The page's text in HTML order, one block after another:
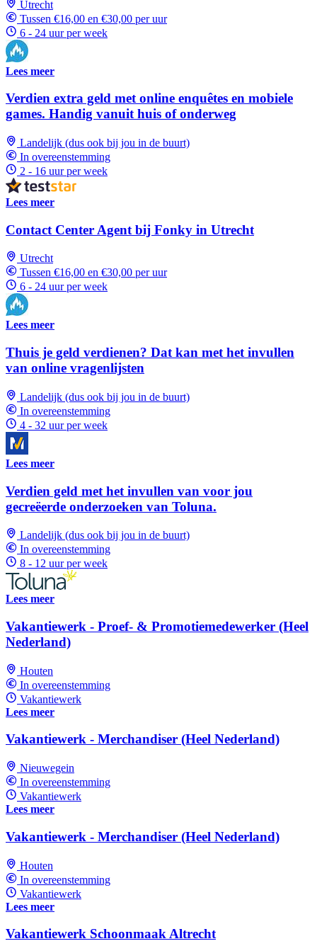
Utrecht
Tussen €16,00 en €30,00 per uur
6 - 24 uur per week
Lees meer
Verdien extra geld met online enquêtes en mobiele
games. Handig vanuit huis of onderweg
Landelijk (dus ook bij jou in de buurt)
In overeenstemming
2 - 16 uur per week
Lees meer
Contact Center Agent bij Fonky in Utrecht
Utrecht
Tussen €16,00 en €30,00 per uur
6 - 24 uur per week
Lees meer
Thuis je geld verdienen? Dat kan met het invullen
van online vragenlijsten
Landelijk (dus ook bij jou in de buurt)
In overeenstemming
4 - 32 uur per week
Lees meer
Verdien geld met het invullen van voor jou
gecreëerde onderzoeken van Toluna.
Landelijk (dus ook bij jou in de buurt)
In overeenstemming
8 - 12 uur per week
Lees meer
Vakantiewerk - Proef- & Promotiemedewerker (Heel
Nederland)
Houten
In overeenstemming
Vakantiewerk
Lees meer
Vakantiewerk - Merchandiser (Heel Nederland)
Nieuwegein
In overeenstemming
Vakantiewerk
Lees meer
Vakantiewerk - Merchandiser (Heel Nederland)
Houten
In overeenstemming
Vakantiewerk
Lees meer
Vakantiewerk Schoonmaak Altrecht